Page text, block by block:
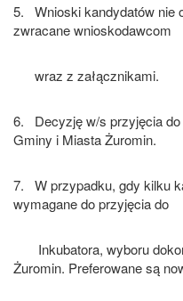
5. Wnioski kandydatów nie
zwracane wnioskodawcom
wraz z załącznikami.
6. Decyzję w/s przyjęcia do
Gminy i Miasta Żuromin.
7. W przypadku, gdy kilku
wymagane do przyjęcia do
Inkubatora, wyboru
Żuromin. Preferowane są